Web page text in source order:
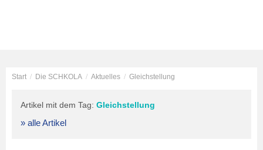
Start / Die SCHKOLA / Aktuelles / Gleichstellung
Artikel mit dem Tag: Gleichstellung
» alle Artikel